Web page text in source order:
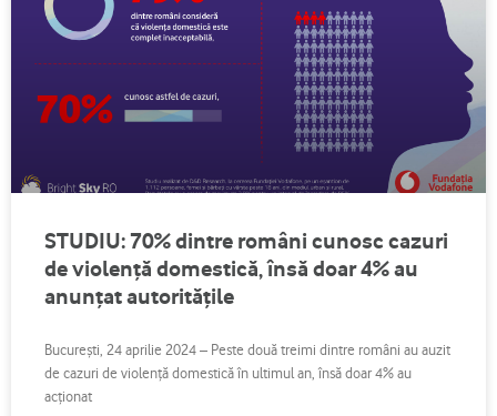
STUDIU: 70% dintre români cunosc cazuri
de violență domestică, însă doar 4% au
anunțat autoritățile
București, 24 aprilie 2024 – Peste două treimi dintre români au auzit
de cazuri de violență domestică în ultimul an, însă doar 4% au
acționat